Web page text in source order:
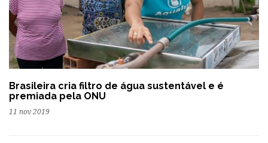
Brasileira cria filtro de água sustentável e é
premiada pela ONU
11 nov 2019